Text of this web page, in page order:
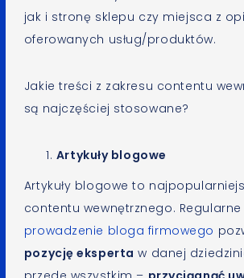
jak i stronę sklepu czy miejsca z
oferowanych usług/produktów.
Jakie treści z zakresu contentu
są najczęściej stosowane?
Artykuły blogowe
Artykuły blogowe to
contentu wewnętrznego.
prowadzenie bloga firmowego
pozycję eksperta w danej